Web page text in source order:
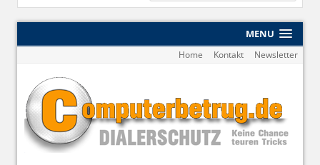
MENU
Home Kontakt Newsletter